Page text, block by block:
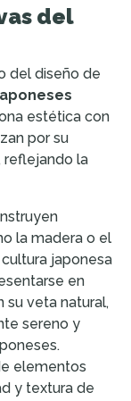
del
del diseño de
estética con
por su
reflejando la
la madera o el
japonesa
en
su veta natural,
sereno y
elementos
y textura de